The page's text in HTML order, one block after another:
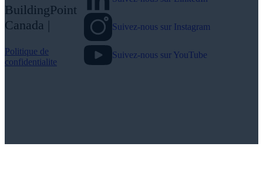
BuildingPoint
Canada |
Politique de
confidentialite
Suivez-nous sur Instagram
Suivez-nous sur YouTube